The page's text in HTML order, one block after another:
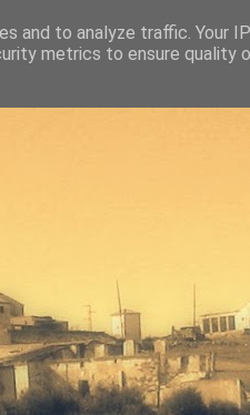
and to analyze traffic. Your
metrics to ensure quality